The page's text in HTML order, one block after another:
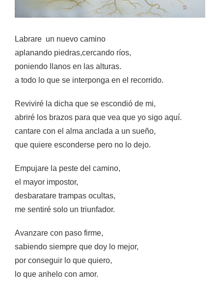
Labrare un nuevo camino
aplanando piedras,cercando ríos,
poniendo llanos en las alturas.
a todo lo que se interponga en el recorrido.
Reviviré la dicha que se escondió de mi,
abriré los brazos para que vea que yo sigo aquí.
cantare con el alma anclada a un sueño,
que quiere esconderse pero no lo dejo.
Empujare la peste del camino,
el mayor impostor,
desbaratare trampas ocultas,
me sentiré solo un triunfador.
Avanzare con paso firme,
sabiendo siempre que doy lo mejor,
por conseguir lo que quiero,
lo que anhelo con amor.